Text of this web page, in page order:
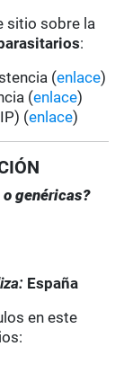
sitio sobre la
:
(enlace)
(enlace)
(enlace)
genéricas?
España
en este